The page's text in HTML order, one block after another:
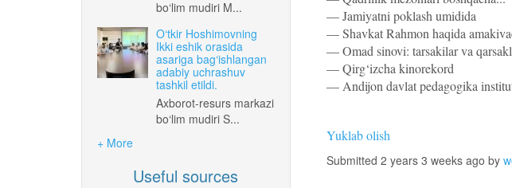
— Jamiyatni poklash umidida
— Shavkat Rahmon haqida
— Omad sinovi: tarsakilar va
— Qirg‘izcha kinorekord
— Andijon davlat pedagogika
Yuklab olish
Submitted 2 years 3 weeks ago by
bo‘lim mudiri M...
O‘tkir Hoshimovning
Ikki eshik orasida
asariga bag‘ishlangan
adabiy uchrashuv
tashkil etildi.
Axborot-resurs markazi
bo‘lim mudiri S...
+ More
Useful sources